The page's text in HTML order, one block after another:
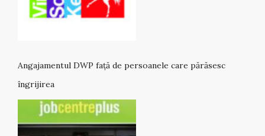
Angajamentul DWP față de persoanele care părăsesc
îngrijirea